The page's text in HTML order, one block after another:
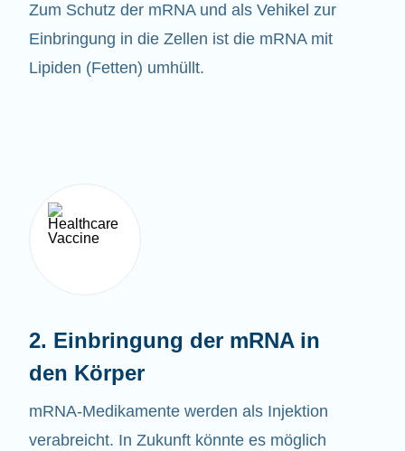
Zum Schutz der mRNA und als Vehikel zur
Einbringung in die Zellen ist die mRNA mit
Lipiden (Fetten) umhüllt.
2. Einbringung der mRNA in
den Körper
mRNA-Medikamente werden als Injektion
verabreicht. In Zukunft könnte es möglich